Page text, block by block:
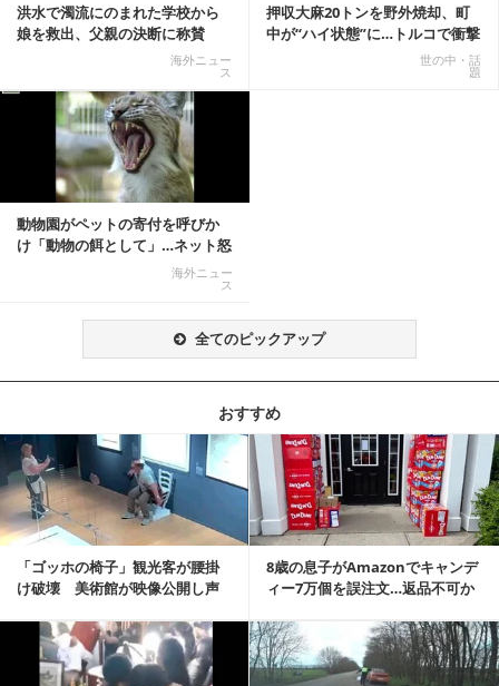
洪水で濁流にのまれた学校から
娘を救出、父親の決断に称賛
続々 一部では「危険...海外ニュー
ス
押収大麻20トンを野外焼却、町
中が“ハイ状態”に…トルコで衝撃
世の中・話
題
動物園がペットの寄付を呼びか
け「動物の餌として」…ネット怒
海外ニュー
ス
全てのピックアップ
おすすめ
「ゴッホの椅子」観光客が腰掛
け破壊 美術館が映像公開し声
8歳の息子がAmazonでキャンデ
ィー7万個を誤注文…返品不可か
記事を読む
記事を読む